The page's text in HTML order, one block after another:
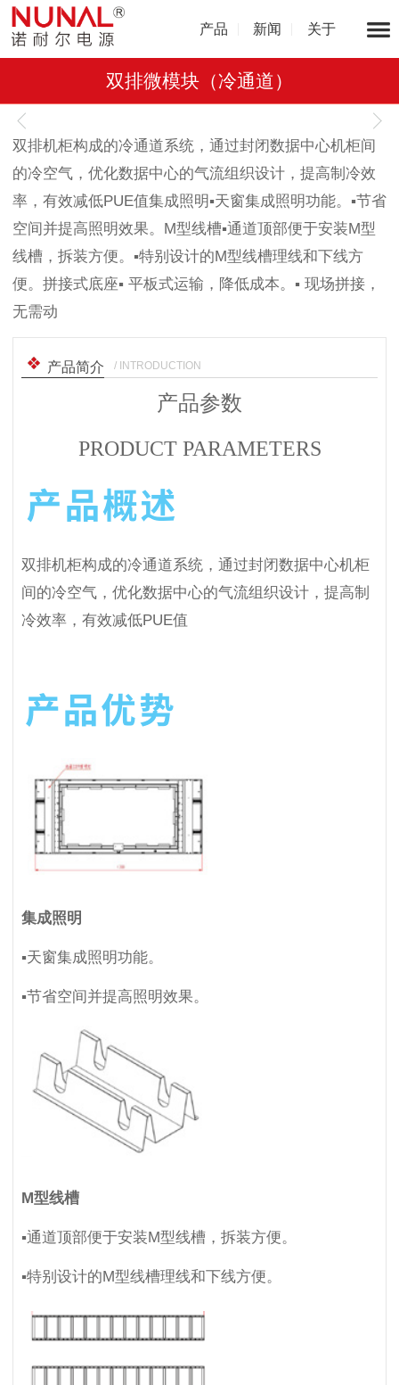
产品 新闻 关于
双排微模块（冷通道）
1/1
双排机柜构成的冷通道系统，通过封闭数据中心机柜间
的冷空气，优化数据中心的气流组织设计，提高制冷效
率，有效减低PUE值集成照明▪天窗集成照明功能。▪节省
空间并提高照明效果。M型线槽▪通道顶部便于安装M型
线槽，拆装方便。▪特别设计的M型线槽理线和下线方
便。拼接式底座▪ 平板式运输，降低成本。▪ 现场拼接，
无需动
产品简介 / INTRODUCTION
产品参数
PRODUCT PARAMETERS
双排机柜构成的冷通道系统，通过封闭数据中心机柜
间的冷空气，优化数据中心的气流组织设计，提高制
冷效率，有效减低PUE值
集成照明
▪天窗集成照明功能。
▪节省空间并提高照明效果。
M型线槽
▪通道顶部便于安装M型线槽，拆装方便。
▪特别设计的M型线槽理线和下线方便。